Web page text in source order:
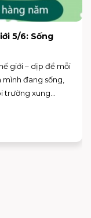
5/6: Sống
giới – dịp để mỗi
đang sống,
trường xung
cầu được tổ chức